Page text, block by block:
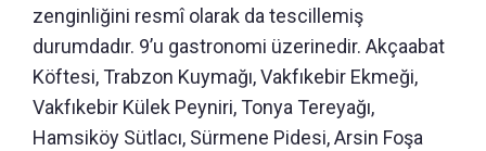
zenginliğini resmî olarak da tescillemiş
durumdadır. 9’u gastronomi üzerinedir. Akçaabat
Köftesi, Trabzon Kuymağı, Vakfıkebir Ekmeği,
Vakfıkebir Külek Peyniri, Tonya Tereyağı,
Hamsiköy Sütlacı, Sürmene Pidesi, Arsin Foşa